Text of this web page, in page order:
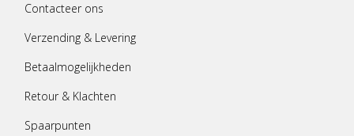
Contacteer ons
Verzending & Levering
Betaalmogelijkheden
Retour & Klachten
Spaarpunten